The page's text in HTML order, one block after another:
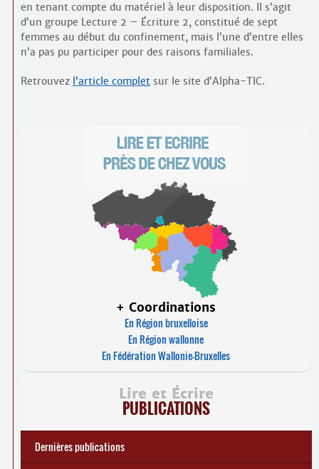
en tenant compte du matériel à leur disposition. Il s’agit
d’un groupe Lecture 2 – Écriture 2, constitué de sept
femmes au début du confinement, mais l’une d’entre elles
n’a pas pu participer pour des raisons familiales.
Retrouvez l’article completsur le site d’Alpha-TIC.
+ Coordinations
En Région bruxelloise
En Région wallonne
En Fédération Wallonie-Bruxelles
Lire et Écrire
PUBLICATIONS
Dernières publications